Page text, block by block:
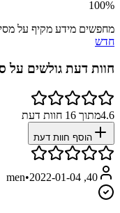
100%
מחפשים מידע מקיף על
חדש
חוות דעת גולשים על
4.6מתוך 16 חוות דעת
הוסף חוות דעת
40, men
•2022-01-04